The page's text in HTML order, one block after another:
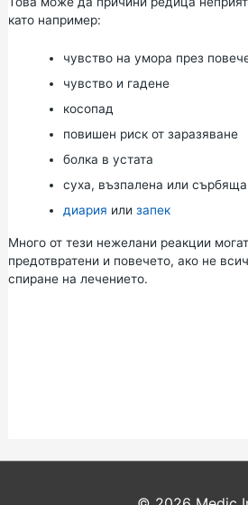
като например:
чувство на умора през
чувство и гадене
косопад
повишен риск от заразяване
болка в устата
суха, възпалена или
диария или запек
Много от тези нежелани реакции
предотвратени и повечето, ако не
спиране на лечението.